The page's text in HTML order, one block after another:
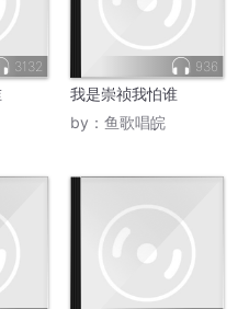
3132 936
我是崇祯我怕谁
by： 鱼歌唱皖